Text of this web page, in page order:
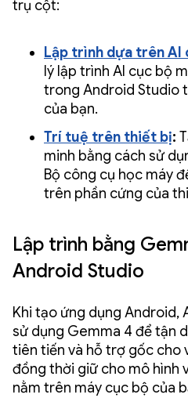
trụ cột:
Lập trình dựa trên AI
lý lập trình AI cục bộ
trong Android Studio
của bạn.
Trí tuệ trên thiết bị:
minh bằng cách sử
Bộ công cụ học máy
trên phần cứng của
Lập trình bằng
Android Studio
Khi tạo ứng dụng Android,
sử dụng Gemma 4 để tận
tiên tiến và hỗ trợ gốc cho
đồng thời giữ cho mô hình
nằm trên máy cục bộ của